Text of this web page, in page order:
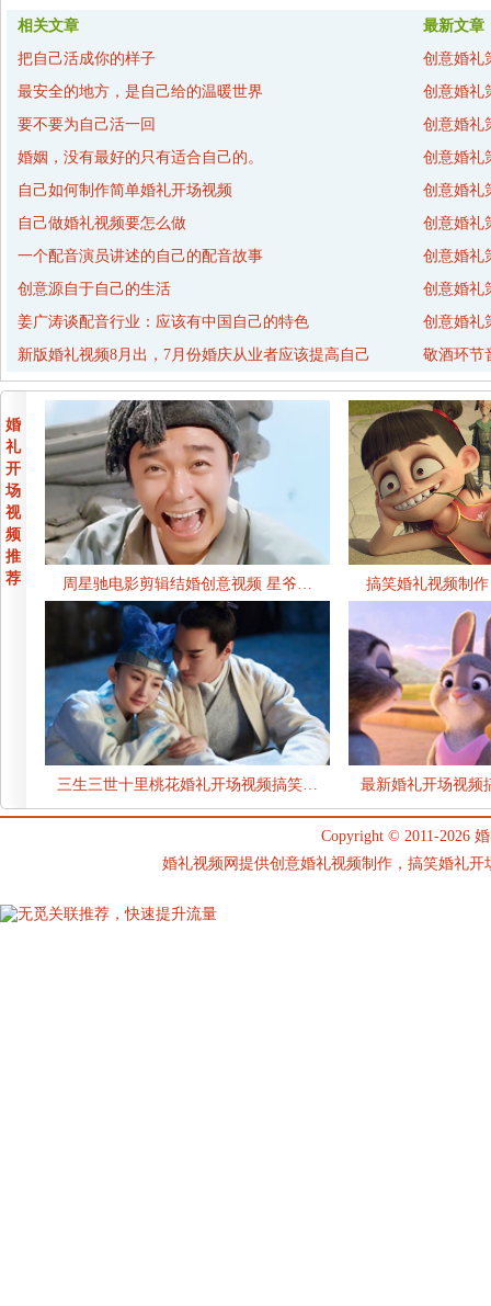
相关文章
最新文章
把自己活成你的样子
最安全的地方，是自己给的温暖世界
要不要为自己活一回
婚姻，没有最好的只有适合自己的。
自己如何制作简单婚礼开场视频
自己做婚礼视频要怎么做
一个配音演员讲述的自己的配音故事
创意源自于自己的生活
姜广涛谈配音行业：应该有中国自己的特色
新版婚礼视频8月出，7月份婚庆从业者应该提高自己
创意婚礼
创意婚礼
创意婚礼
创意婚礼
创意婚礼
创意婚礼
创意婚礼
创意婚礼
创意婚礼
敬酒环节
婚
礼
开
场
视
频
推
荐
周星驰电影剪辑结婚创意视频 星爷… 搞笑婚礼视频制
三生三世十里桃花婚礼开场视频搞笑… 最新婚礼开场视
Copyright © 2011-2026
婚礼视频网提供创意婚礼视频制作，搞笑婚礼